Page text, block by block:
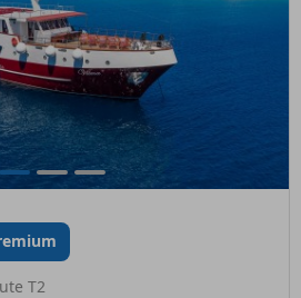
T2